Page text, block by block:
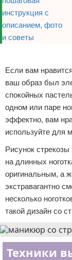
Если вам
ваш образ был
спокойных
одном или паре
эффектно, вам
используйте для
Рисунок стрекозы
на длинных
оригинальным, а
экстравагантно
несколько
такой дизайн со
Техники